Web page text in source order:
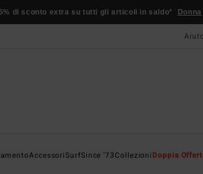
di sconto extra su tutti gli articoli in saldo* Donna
AccessoriSurfSince '73CollezioniDoppia